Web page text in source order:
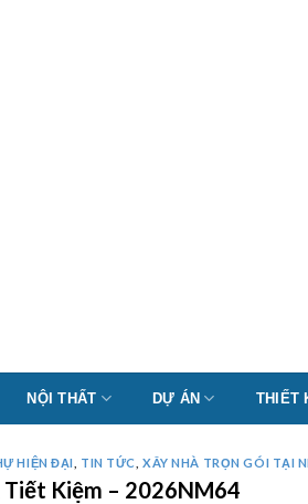
NỘI THẤT DỰ ÁN THIẾT
HIỆN ĐẠI TIN TỨC ,XÂY NHÀ TRỌN GÓI TẠI
Tiết Kiệm – 2026NM64